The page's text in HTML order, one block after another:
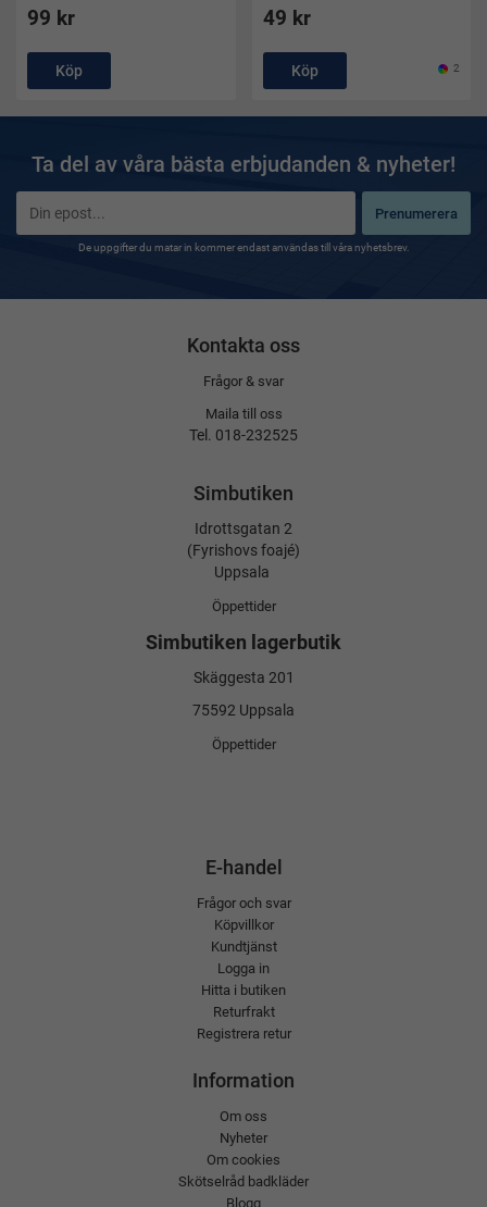
99 kr
Köp
49 kr
Köp 2
Ta del av våra bästa erbjudanden & nyheter!
Prenumerera
De uppgifter du matar in kommer endast användas till våra nyhetsbrev.
Kontakta oss
Frågor & svar
Maila till oss
Tel. 018-232525
Simbutiken
Idrottsgatan 2
(Fyrishovs foajé)
Uppsala
Öppettider
Simbutiken lagerbutik
Skäggesta 201
75592 Uppsala
Öppettider
E-handel
Frågor och svar
Köpvillkor
Kundtjänst
Logga in
Hitta i butiken
Returfrakt
Registrera retur
Information
Om oss
Nyheter
Om cookies
Skötselråd badkläder
Blogg